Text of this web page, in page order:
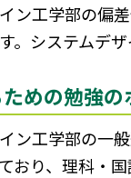
ン工学部の偏
。システムデ
めの勉強の
ン工学部の一
おり、理科・